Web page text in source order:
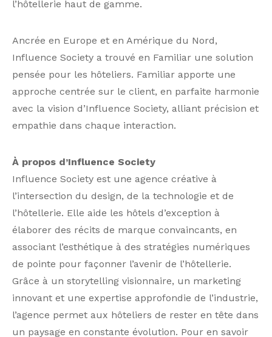
l’hôtellerie haut de gamme.
Ancrée en Europe et en Amérique du Nord,
Influence Society a trouvé en Familiar une solution
pensée pour les hôteliers. Familiar apporte une
approche centrée sur le client, en parfaite harmonie
avec la vision d’Influence Society, alliant précision et
empathie dans chaque interaction.
À propos d’Influence Society
Influence Society est une agence créative à
l’intersection du design, de la technologie et de
l’hôtellerie. Elle aide les hôtels d’exception à
élaborer des récits de marque convaincants, en
associant l’esthétique à des stratégies numériques
de pointe pour façonner l’avenir de l’hôtellerie.
Grâce à un storytelling visionnaire, un marketing
innovant et une expertise approfondie de l’industrie,
l’agence permet aux hôteliers de rester en tête dans
un paysage en constante évolution. Pour en savoir